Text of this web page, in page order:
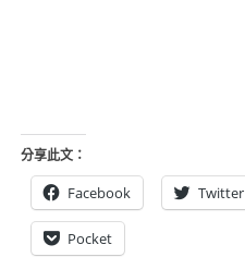
分享此文：
Facebook Twitter
Pocket